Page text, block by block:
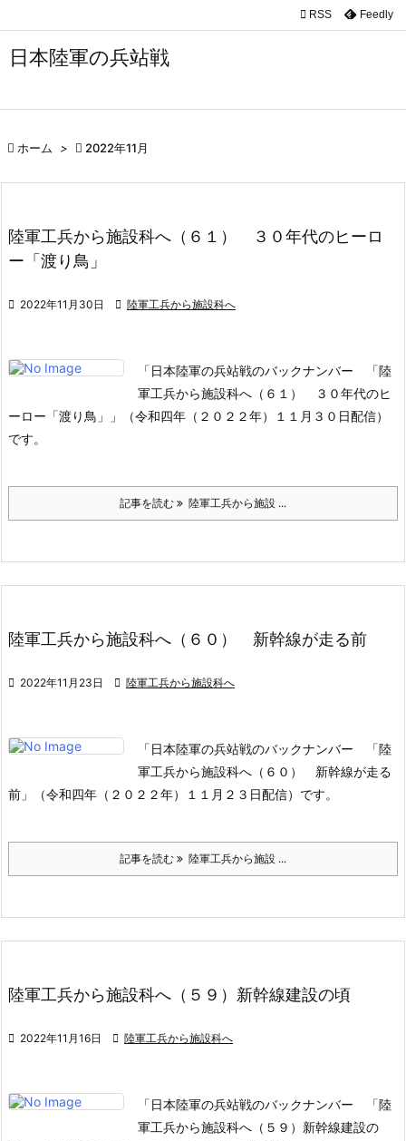
日本陸軍の兵站戦

検索
 RSS Feedly
 ホーム >  2022年11月
陸軍工兵から施設科へ（６１） ３０年代のヒーロ
ー「渡り鳥」
 2022年11月30日  陸軍工兵から施設科へ
「日本陸軍の兵站戦のバックナンバー 「陸
軍工兵から施設科へ（６１） ３０年代のヒ
ーロー「渡り鳥」」（令和四年（２０２２年）１１月３０日配信）
です。
記事を読む 陸軍工兵から施設 ...
陸軍工兵から施設科へ（６０） 新幹線が走る前
 2022年11月23日  陸軍工兵から施設科へ
「日本陸軍の兵站戦のバックナンバー 「陸
軍工兵から施設科へ（６０） 新幹線が走る
前」（令和四年（２０２２年）１１月２３日配信）です。
記事を読む 陸軍工兵から施設 ...
陸軍工兵から施設科へ（５９）新幹線建設の頃
 2022年11月16日  陸軍工兵から施設科へ
「日本陸軍の兵站戦のバックナンバー 「陸
軍工兵から施設科へ（５９）新幹線建設の